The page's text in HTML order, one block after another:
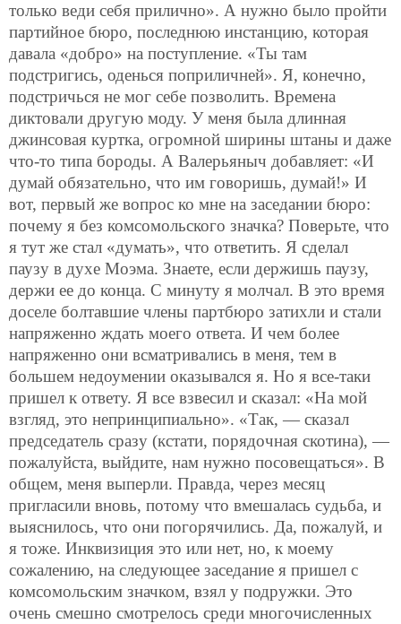
только веди себя прилично». А нужно было пройти
партийное бюро, последнюю инстанцию, которая
давала «добро» на поступление. «Ты там
подстригись, оденься поприличней». Я, конечно,
подстричься не мог себе позволить. Времена
диктовали другую моду. У меня была длинная
джинсовая куртка, огромной ширины штаны и даже
что-то типа бороды. А Валерьяныч добавляет: «И
думай обязательно, что им говоришь, думай!» И
вот, первый же вопрос ко мне на заседании бюро:
почему я без комсомольского значка? Поверьте, что
я тут же стал «думать», что ответить. Я сделал
паузу в духе Моэма. Знаете, если держишь паузу,
держи ее до конца. С минуту я молчал. В это время
доселе болтавшие члены партбюро затихли и стали
напряженно ждать моего ответа. И чем более
напряженно они всматривались в меня, тем в
большем недоумении оказывался я. Но я все-таки
пришел к ответу. Я все взвесил и сказал: «На мой
взгляд, это непринципиально». «Так, — сказал
председатель сразу (кстати, порядочная скотина), —
пожалуйста, выйдите, нам нужно посовещаться». В
общем, меня выперли. Правда, через месяц
пригласили вновь, потому что вмешалась судьба, и
выяснилось, что они погорячились. Да, пожалуй, и
я тоже. Инквизиция это или нет, но, к моему
сожалению, на следующее заседание я пришел с
комсомольским значком, взял у подружки. Это
очень смешно смотрелось среди многочисленных